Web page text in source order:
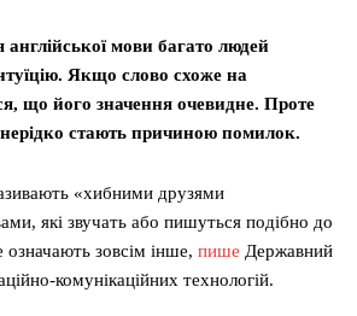
англійської мови багато людей
Якщо слово схоже на
що його значення очевидне. Проте
стають причиною помилок.
«хибними друзями
які звучать або пишуться подібно до
означають зовсім інше, пише Державний
комунікаційних технологій.